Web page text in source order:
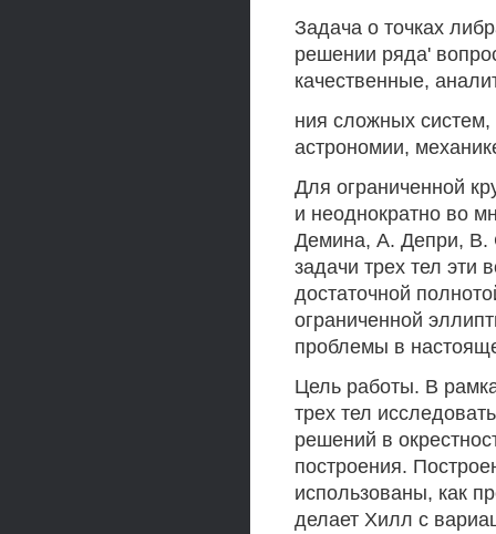
Задача о точках
решении ряда'
качественные,
ния сложных
астрономии,
Для ограниченной
и неоднократно во
Демина, А. Депри, В.
задачи трех тел эти
достаточной
ограниченной
проблемы в
Цель работы. В
трех тел
решений в
построения.
использованы, как
делает Хилл с